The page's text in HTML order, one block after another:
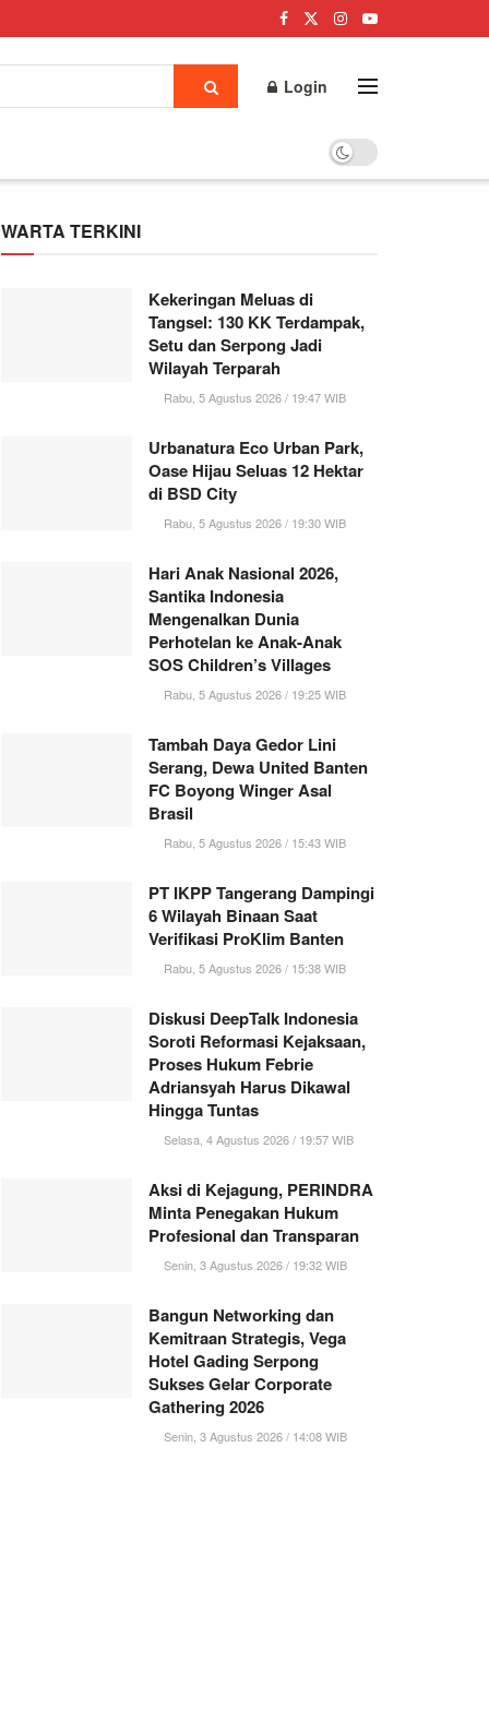
Login
WARTA TERKINI
Kekeringan Meluas di
Tangsel: 130 KK Terdampak,
Setu dan Serpong Jadi
Wilayah Terparah
Rabu, 5 Agustus 2026 / 19:47 WIB
Urbanatura Eco Urban Park,
Oase Hijau Seluas 12 Hektar
di BSD City
Rabu, 5 Agustus 2026 / 19:30 WIB
Hari Anak Nasional 2026,
Santika Indonesia
Mengenalkan Dunia
Perhotelan ke Anak-Anak
SOS Children’s Villages
Rabu, 5 Agustus 2026 / 19:25 WIB
Tambah Daya Gedor Lini
Serang, Dewa United Banten
FC Boyong Winger Asal
Brasil
Rabu, 5 Agustus 2026 / 15:43 WIB
PT IKPP Tangerang Dampingi
6 Wilayah Binaan Saat
Verifikasi ProKlim Banten
Rabu, 5 Agustus 2026 / 15:38 WIB
Diskusi DeepTalk Indonesia
Soroti Reformasi Kejaksaan,
Proses Hukum Febrie
Adriansyah Harus Dikawal
Hingga Tuntas
Selasa, 4 Agustus 2026 / 19:57 WIB
Aksi di Kejagung, PERINDRA
Minta Penegakan Hukum
Profesional dan Transparan
Senin, 3 Agustus 2026 / 19:32 WIB
Bangun Networking dan
Kemitraan Strategis, Vega
Hotel Gading Serpong
Sukses Gelar Corporate
Gathering 2026
Senin, 3 Agustus 2026 / 14:08 WIB